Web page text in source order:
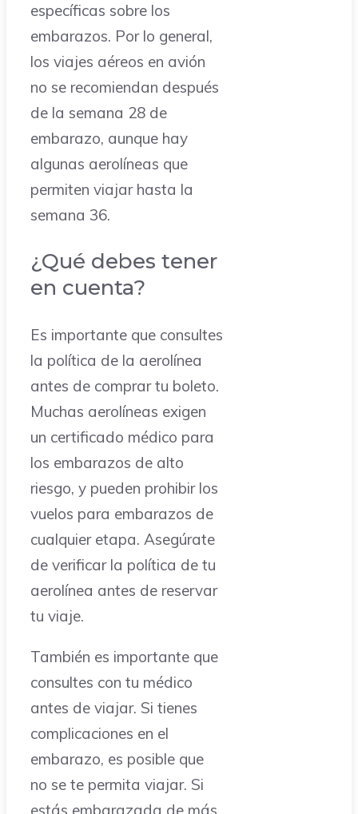
específicas sobre los
embarazos. Por lo general,
los viajes aéreos en avión
no se recomiendan después
de la semana 28 de
embarazo, aunque hay
algunas aerolíneas que
permiten viajar hasta la
semana 36.
¿Qué debes tener
en cuenta?
Es importante que consultes
la política de la aerolínea
antes de comprar tu boleto.
Muchas aerolíneas exigen
un certificado médico para
los embarazos de alto
riesgo, y pueden prohibir los
vuelos para embarazos de
cualquier etapa. Asegúrate
de verificar la política de tu
aerolínea antes de reservar
tu viaje.
También es importante que
consultes con tu médico
antes de viajar. Si tienes
complicaciones en el
embarazo, es posible que
no se te permita viajar. Si